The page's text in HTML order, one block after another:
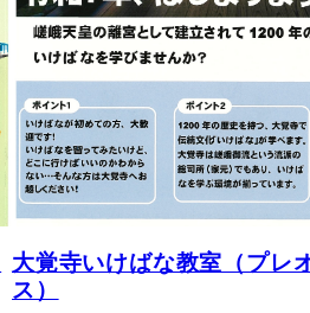
大覚寺いけばな教室（プレ
ス）